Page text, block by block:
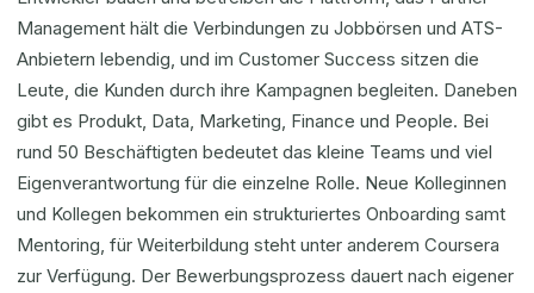
Management hält die Verbindungen zu Jobbörsen und ATS-
Anbietern lebendig, und im Customer Success sitzen die
Leute, die Kunden durch ihre Kampagnen begleiten. Daneben
gibt es Produkt, Data, Marketing, Finance und People. Bei
rund 50 Beschäftigten bedeutet das kleine Teams und viel
Eigenverantwortung für die einzelne Rolle. Neue Kolleginnen
und Kollegen bekommen ein strukturiertes Onboarding samt
Mentoring, für Weiterbildung steht unter anderem Coursera
zur Verfügung. Der Bewerbungsprozess dauert nach eigener